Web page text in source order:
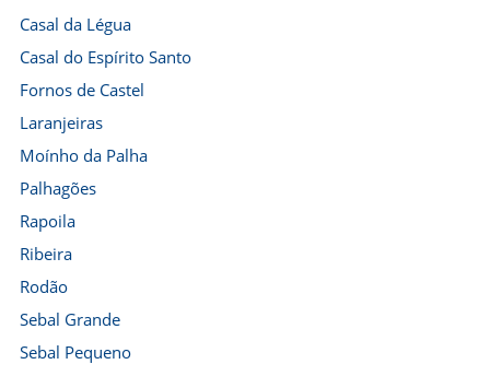
Casal da Légua
Casal do Espírito Santo
Fornos de Castel
Laranjeiras
Moínho da Palha
Palhagões
Rapoila
Ribeira
Rodão
Sebal Grande
Sebal Pequeno